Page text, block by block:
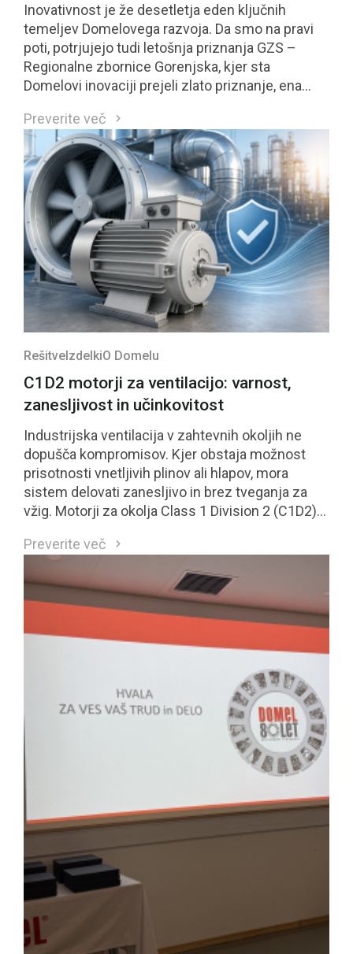
Inovativnost je že desetletja eden ključnih
temeljev Domelovega razvoja. Da smo na pravi
poti, potrjujejo tudi letošnja priznanja GZS –
Regionalne zbornice Gorenjska, kjer sta
Domelovi inovaciji prejeli zlato priznanje, ena
ocenjene inovacije regije in bo kandidirala tudi za
nacionalno priznanje GZS.
Preverite več
Rešitve IzdelkiO Domelu
C1D2 motorji za ventilacijo: varnost,
zanesljivost in učinkovitost
Industrijska ventilacija v zahtevnih okoljih ne
dopušča kompromisov. Kjer obstaja možnost
prisotnosti vnetljivih plinov ali hlapov, mora
sistem delovati zanesljivo in brez tveganja za
vžig. Motorji za okolja Class 1 Division 2 (C1D2)
Preverite več